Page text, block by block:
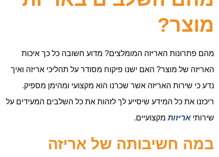
מוצר?
מהם פתרונות האריזה המומלצים? מדוע חשובה כל כך איכות
האריזה של מוצר? האם ישנו פיקוח מסודר על תהליכי אריזה ואיך
נדע כי שירות האריזה אשר שכרנו הוא מקצועי ומהימן מספיק.
ריכזנו את כל המידע שיסייע לך לזהות את כל השלבים המעידים על
שירותי אריזות מקצועיים.
במה חשיבותה של אריזה